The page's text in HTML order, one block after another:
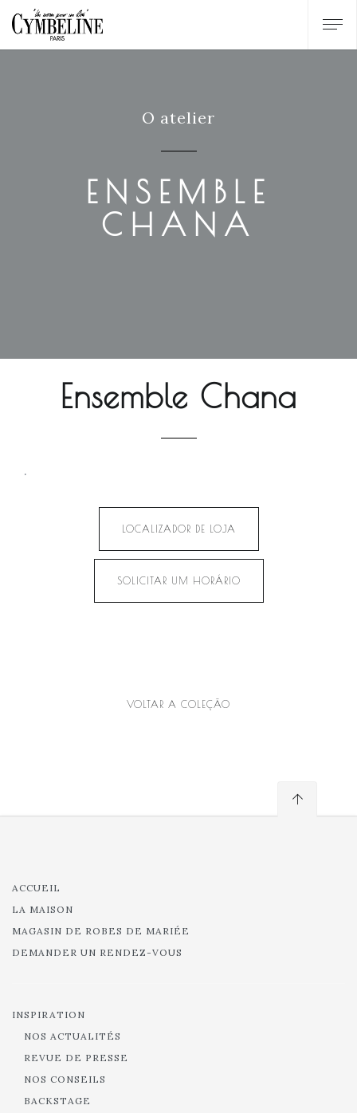
O atelier
ENSEMBLE
CHANA
Ensemble Chana
.
LOCALIZADOR DE LOJA
SOLICITAR UM HORÁRIO
VOLTAR A COLEÇÃO
ACCUEIL
LA MAISON
MAGASIN DE ROBES DE MARIÉE
DEMANDER UN RENDEZ-VOUS
INSPIRATION
NOS ACTUALITÉS
REVUE DE PRESSE
NOS CONSEILS
BACKSTAGE